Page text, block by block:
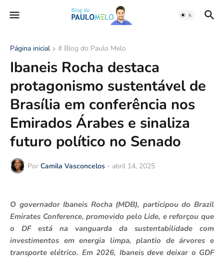
Página inicial # Blog do Paulo Melo
Ibaneis Rocha destaca
protagonismo sustentável de
Brasília em conferência nos
Emirados Árabes e sinaliza
futuro político no Senado
Por Camila Vasconcelos - abril 14, 2025
O governador Ibaneis Rocha (MDB), participou do Brazil
Emirates Conference, promovido pelo Lide, e reforçou que
o DF está na vanguarda da sustentabilidade com
investimentos em energia limpa, plantio de árvores e
transporte elétrico. Em 2026, Ibaneis deve deixar o GDF